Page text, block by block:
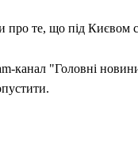
Україна
Політика
Світ
про те, що під Києвом
канал "Головні